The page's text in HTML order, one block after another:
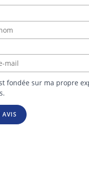
fondée sur ma propre
AVIS